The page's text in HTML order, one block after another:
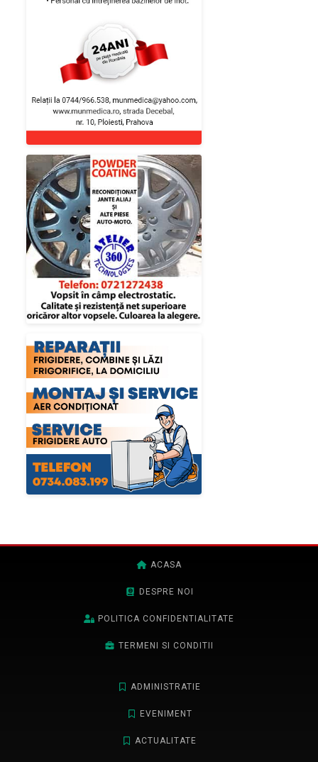
ACASA
DESPRE NOI
POLITICA CONFIDENTIALITATE
TERMENI SI CONDITII
ADMINISTRATIE
EVENIMENT
ACTUALITATE